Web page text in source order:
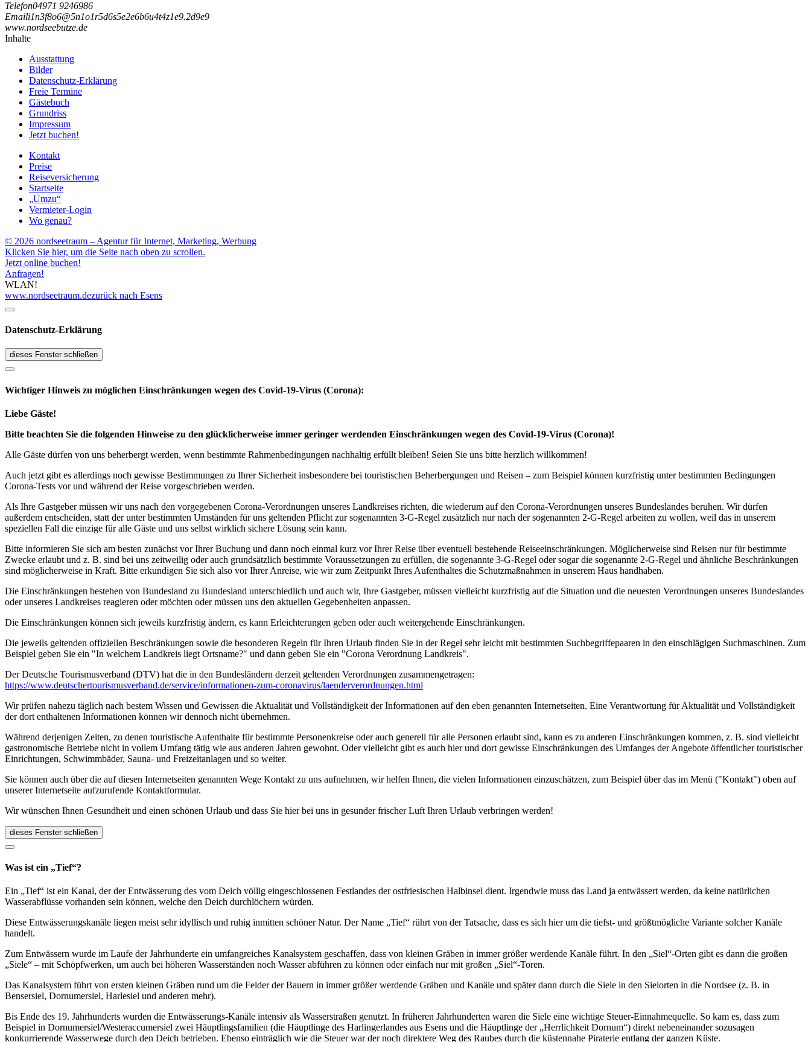
Telefon04971 9246986
Emaili1n3f8o6@5n1o1r5d6s5e2e6b6u4t4z1e9.2d9e9
www.nordseebutze.de
Inhalte
Ausstattung
Bilder
Datenschutz-Erklärung
Freie Termine
Gästebuch
Grundriss
Impressum
Jetzt buchen!
Kontakt
Preise
Reiseversicherung
Startseite
„Umzu“
Vermieter-Login
Wo genau?
© 2026 nordseetraum – Agentur für Internet, Marketing, Werbung
Klicken Sie hier, um die Seite nach oben zu scrollen.
Jetzt online buchen!
Anfragen!
WLAN!
www.nordseetraum.dezurück nach Esens
Datenschutz-Erklärung
dieses Fenster schließen
Wichtiger Hinweis zu möglichen Ein­schränk­ungen wegen des Covid-19-Virus (Corona):
Liebe Gäste!
Bitte beachten Sie die folgenden Hinweise zu den glücklicherweise immer geringer werdenden Einschränkungen wegen des Covid-19-Virus (Corona)!
Alle Gäste dürfen von uns beherbergt werden, wenn bestimmte Rahmenbedingungen nachhaltig erfüllt bleiben! Seien Sie uns bitte herzlich willkommen!
Auch jetzt gibt es allerdings noch gewisse Bestimmungen zu Ihrer Sicherheit insbesondere bei touristischen Beherbergungen und Reisen – zum Beispiel können kurzfristig unter bestimmten Bedingungen
Corona-Tests vor und während der Reise vorgeschrieben werden.
Als Ihre Gastgeber müssen wir uns nach den vorgegebenen Corona-Verordnungen unseres Landkreises richten, die wiederum auf den Corona-Verordnungen unseres Bundeslandes beruhen. Wir dürfen
außerdem entscheiden, statt der unter bestimmten Umständen für uns geltenden Pflicht zur sogenannten 3-G-Regel zusätzlich nur nach der sogenannten 2-G-Regel arbeiten zu wollen, weil das in unserem
speziellen Fall die einzige für alle Gäste und uns selbst wirklich sichere Lösung sein kann.
Bitte informieren Sie sich am besten zunächst vor Ihrer Buchung und dann noch einmal kurz vor Ihrer Reise über eventuell bestehende Reiseeinschränkungen. Möglicherweise sind Reisen nur für bestimmte
Zwecke erlaubt und z. B. sind bei uns zeitweilig oder auch grundsätzlich bestimmte Voraussetzungen zu erfüllen, die sogenannte 3-G-Regel oder sogar die sogenannte 2-G-Regel und ähnliche Beschränkungen
sind möglicherweise in Kraft. Bitte erkundigen Sie sich also vor Ihrer Anreise, wie wir zum Zeitpunkt Ihres Aufenthaltes die Schutzmaßnahmen in unserem Haus handhaben.
Die Einschränkungen bestehen von Bundesland zu Bundesland unterschiedlich und auch wir, Ihre Gastgeber, müssen vielleicht kurzfristig auf die Situation und die neuesten Verordnungen unseres Bundeslandes
oder unseres Landkreises reagieren oder möchten oder müssen uns den aktuellen Gegebenheiten anpassen.
Die Einschränkungen können sich jeweils kurzfristig ändern, es kann Erleichterungen geben oder auch weitergehende Einschränkungen.
Die jeweils geltenden offiziellen Beschränkungen sowie die besonderen Regeln für Ihren Urlaub finden Sie in der Regel sehr leicht mit bestimmten Suchbegriffepaaren in den einschlägigen Suchmaschinen. Zum
Beispiel geben Sie ein "In welchem Landkreis liegt Ortsname?" und dann geben Sie ein "Corona Verordnung Landkreis".
Der Deutsche Tourismusverband (DTV) hat die in den Bundesländern derzeit geltenden Verordnungen zusammengetragen:
https://www.deutscher­tourismusverband.de/­service/­informationen-zum-coronavirus/­laenderverordnungen.html
Wir prüfen nahezu täglich nach bestem Wissen und Gewissen die Aktualität und Vollständigkeit der Informationen auf den eben genannten Internetseiten. Eine Verantwortung für Aktualität und Vollständigkeit
der dort enthaltenen Informationen können wir dennoch nicht übernehmen.
Während derjenigen Zeiten, zu denen touristische Aufenthalte für bestimmte Personenkreise oder auch generell für alle Personen erlaubt sind, kann es zu anderen Einschränkungen kommen, z. B. sind vielleicht
gastronomische Betriebe nicht in vollem Umfang tätig wie aus anderen Jahren gewohnt. Oder vielleicht gibt es auch hier und dort gewisse Einschränkungen des Umfanges der Angebote öffentlicher touristischer
Einrichtungen, Schwimmbäder, Sauna- und Freizeitanlagen und so weiter.
Sie können auch über die auf diesen Internetseiten genannten Wege Kontakt zu uns aufnehmen, wir helfen Ihnen, die vielen Informationen einzuschätzen, zum Beispiel über das im Menü ("Kontakt") oben auf
unserer Internetseite aufzurufende Kontaktformular.
Wir wünschen Ihnen Gesundheit und einen schönen Urlaub und dass Sie hier bei uns in gesunder frischer Luft Ihren Urlaub verbringen werden!
dieses Fenster schließen
Was ist ein „Tief“?
Ein „Tief“ ist ein Kanal, der der Entwässerung des vom Deich völlig eingeschlossenen Festlandes der ostfriesischen Halbinsel dient. Irgendwie muss das Land ja entwässert werden, da keine natürlichen
Wasserabflüsse vorhanden sein können, welche den Deich durchlöchern würden.
Diese Entwässerungskanäle liegen meist sehr idyllisch und ruhig inmitten schöner Natur. Der Name „Tief“ rührt von der Tatsache, dass es sich hier um die tiefst- und größtmögliche Variante solcher Kanäle
handelt.
Zum Entwässern wurde im Laufe der Jahrhunderte ein umfangreiches Kanalsystem geschaffen, dass von kleinen Gräben in immer größer werdende Kanäle führt. In den „Siel“-Orten gibt es dann die großen
„Siele“ – mit Schöpfwerken, um auch bei höheren Wasserständen noch Wasser abführen zu können oder einfach nur mit großen „Siel“-Toren.
Das Kanalsystem führt von ersten kleinen Gräben rund um die Felder der Bauern in immer größer werdende Gräben und Kanäle und später dann durch die Siele in den Sielorten in die Nordsee (z. B. in
Bensersiel, Dornumersiel, Harlesiel und anderen mehr).
Bis Ende des 19. Jahrhunderts wurden die Entwässerungs-Kanäle intensiv als Wasserstraßen genutzt. In früheren Jahrhunderten waren die Siele eine wichtige Steuer-Einnahmequelle. So kam es, dass zum
Beispiel in Dornumersiel/Westeraccumersiel zwei Häuptlingsfamilien (die Häuptlinge des Harlingerlandes aus Esens und die Häuptlinge der „Herrlichkeit Dornum“) direkt nebeneinander sozusagen
konkurrierende Wasserwege durch den Deich betrieben. Ebenso einträglich wie die Steuer war der noch direktere Weg des Raubes durch die küstennahe Piraterie entlang der ganzen Küste.